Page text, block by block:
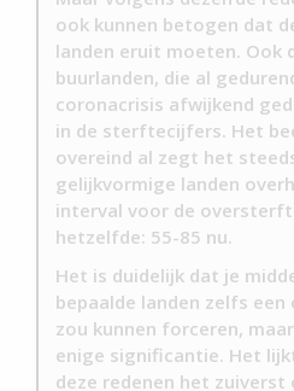
ook kunnen betogen dat
landen eruit moeten. Ook
buurlanden, die al
coronacrisis afwijkend
in de sterftecijfers. Het
overeind al zegt het
gelijkvormige landen
interval voor de
hetzelfde: 55-85 nu.
Het is duidelijk dat je
bepaalde landen zelfs
zou kunnen forceren,
enige significantie. Het
deze redenen het